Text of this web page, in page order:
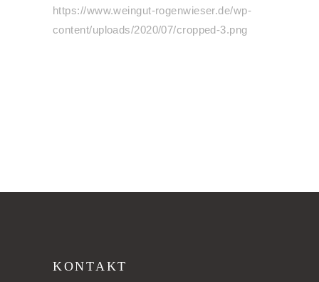
https://www.weingut-rogenwieser.de/wp-
content/uploads/2020/07/cropped-3.png
KONTAKT